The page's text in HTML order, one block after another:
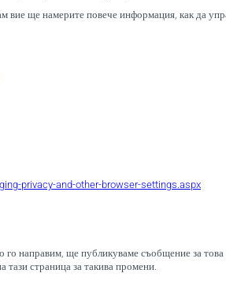
вие ще намерите повече информация, как да
privacy-and-other-browser-settings.aspx
го направим, ще публикуваме съобщение за
тази страница за такива промени.